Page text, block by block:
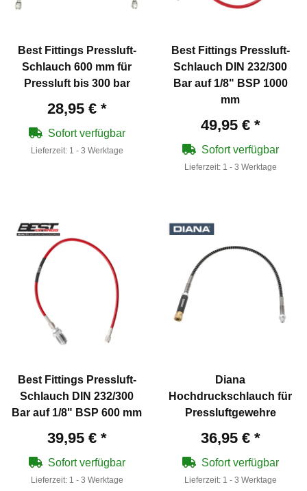
Best Fittings Pressluft-
Schlauch 600 mm für
Pressluft bis 300 bar
28,95 € *
Sofort verfügbar
Lieferzeit: 1 - 3 Werktage
Best Fittings Pressluft-
Schlauch DIN 232/300
Bar auf 1/8" BSP 1000
mm
49,95 € *
Sofort verfügbar
Lieferzeit: 1 - 3 Werktage
Best Fittings Pressluft-
Schlauch DIN 232/300
Bar auf 1/8" BSP 600 mm
39,95 € *
Sofort verfügbar
Lieferzeit: 1 - 3 Werktage
Diana
Hochdruckschlauch für
Pressluftgewehre
36,95 € *
Sofort verfügbar
Lieferzeit: 1 - 3 Werktage